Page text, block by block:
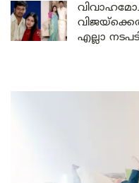
എല്ലാ